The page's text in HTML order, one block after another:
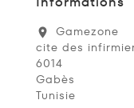
location_on
Gamezone
cite des
6014
Gabès
Tunisie